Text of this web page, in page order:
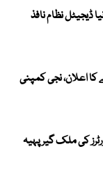
نیا ڈیجیٹل نظام نافذ
کرنے کا اعلان، نجی کمپنی
کی ملک گیر پہیہ